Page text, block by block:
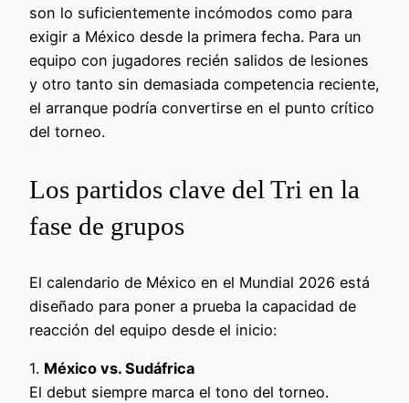
son lo suficientemente incómodos como para
exigir a México desde la primera fecha. Para un
equipo con jugadores recién salidos de lesiones
y otro tanto sin demasiada competencia reciente,
el arranque podría convertirse en el punto crítico
del torneo.
Los partidos clave del Tri en la
fase de grupos
El calendario de México en el Mundial 2026 está
diseñado para poner a prueba la capacidad de
reacción del equipo desde el inicio:
1. México vs. Sudáfrica
El debut siempre marca el tono del torneo.